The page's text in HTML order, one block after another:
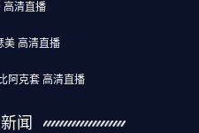
高清直播
美 高清直播
阿克套 高清直播
闻